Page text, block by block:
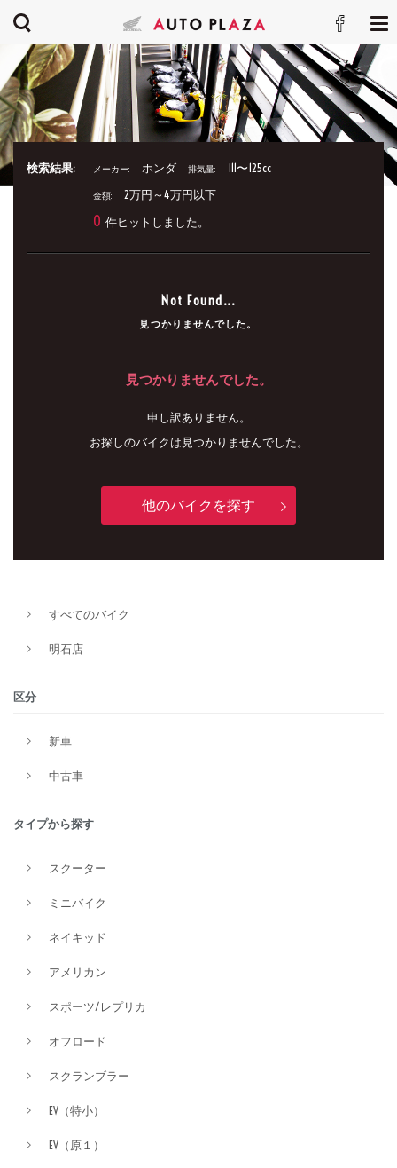
検索結果: メーカー: ホンダ 排気量: 111〜125cc
金額: 2万円～4万円以下
0 件ヒットしました。
Not Found...
見つかりませんでした。
見つかりませんでした。
申し訳ありません。
お探しのバイクは見つかりませんでした。
他のバイクを探す
すべてのバイク
明石店
区分
新車
中古車
タイプから探す
スクーター
ミニバイク
ネイキッド
アメリカン
スポーツ/レプリカ
オフロード
スクランブラー
EV（特小）
EV（原１）
新車
タイプ
価格